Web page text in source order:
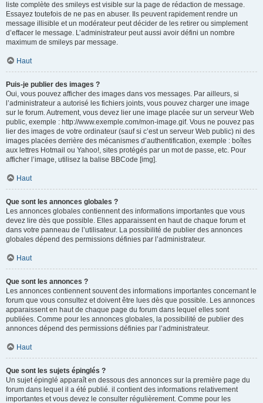
liste complète des smileys est visible sur la page de rédaction de message.
Essayez toutefois de ne pas en abuser. Ils peuvent rapidement rendre un
message illisible et un modérateur peut décider de les retirer ou simplement
d’effacer le message. L’administrateur peut aussi avoir défini un nombre
maximum de smileys par message.
Haut
Puis-je publier des images ?
Oui, vous pouvez afficher des images dans vos messages. Par ailleurs, si
l’administrateur a autorisé les fichiers joints, vous pouvez charger une image
sur le forum. Autrement, vous devez lier une image placée sur un serveur Web
public, exemple : http://www.exemple.com/mon-image.gif. Vous ne pouvez pas
lier des images de votre ordinateur (sauf si c’est un serveur Web public) ni des
images placées derrière des mécanismes d’authentification, exemple : boîtes
aux lettres Hotmail ou Yahoo!, sites protégés par un mot de passe, etc. Pour
afficher l’image, utilisez la balise BBCode [img].
Haut
Que sont les annonces globales ?
Les annonces globales contiennent des informations importantes que vous
devez lire dès que possible. Elles apparaissent en haut de chaque forum et
dans votre panneau de l’utilisateur. La possibilité de publier des annonces
globales dépend des permissions définies par l’administrateur.
Haut
Que sont les annonces ?
Les annonces contiennent souvent des informations importantes concernant le
forum que vous consultez et doivent être lues dès que possible. Les annonces
apparaissent en haut de chaque page du forum dans lequel elles sont
publiées. Comme pour les annonces globales, la possibilité de publier des
annonces dépend des permissions définies par l’administrateur.
Haut
Que sont les sujets épinglés ?
Un sujet épinglé apparaît en dessous des annonces sur la première page du
forum dans lequel il a été publié. il contient des informations relativement
importantes et vous devez le consulter régulièrement. Comme pour les